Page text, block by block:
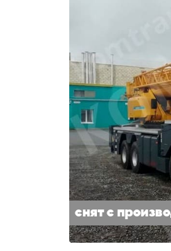
снят с